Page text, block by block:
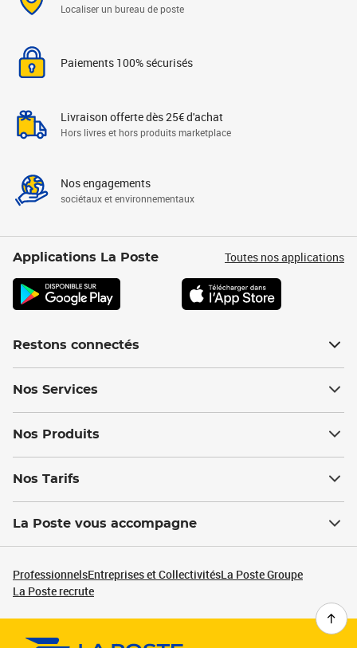
Localiser un bureau de poste
Paiements 100% sécurisés
Livraison offerte dès 25€ d'achat
Hors livres et hors produits marketplace
Nos engagements
sociétaux et environnementaux
Applications La Poste Toutes nos applications
Restons connectés
Nos Services
Nos Produits
Nos Tarifs
La Poste vous accompagne
ProfessionnelsEntreprises et CollectivitésLa Poste Groupe
La Poste recrute